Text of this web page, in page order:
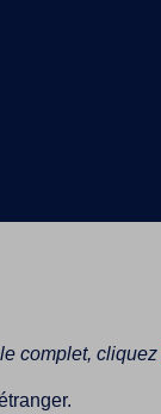
complet, cliquez